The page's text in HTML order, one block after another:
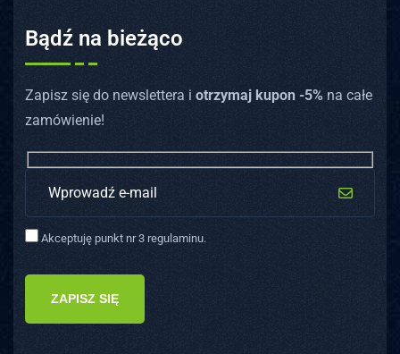
Bądź na bieżąco
Zapisz się do newslettera i otrzymaj kupon -5% na całe
zamówienie!
Akceptuję punkt nr 3 regulaminu.
ZAPISZ SIĘ